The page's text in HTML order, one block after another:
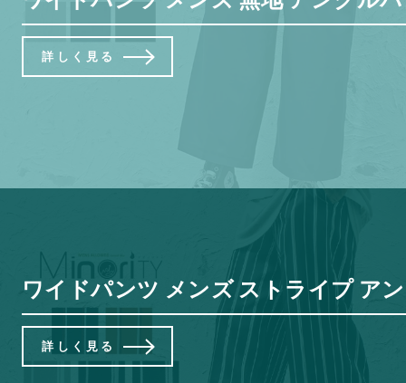
詳しく見る
ワイドパンツ メンズ ストライプ ア
詳しく見る